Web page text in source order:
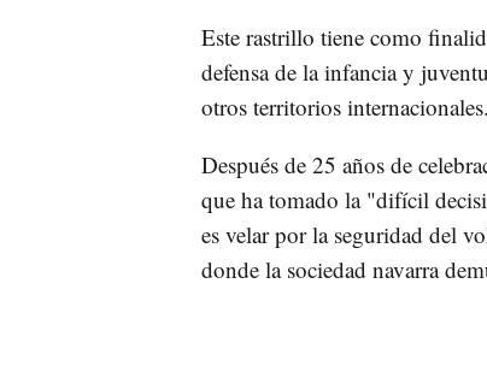
Este rastrillo tiene como
defensa de la infancia y
otros territorios internacionales.
Después de 25 años de
que ha tomado la "difícil
es velar por la seguridad del
donde la sociedad navarra